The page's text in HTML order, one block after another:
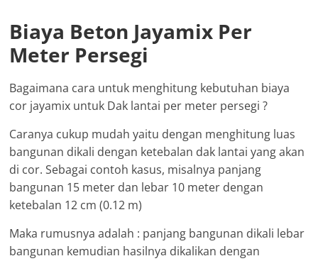
Biaya Beton Jayamix Per
Meter Persegi
Bagaimana cara untuk menghitung kebutuhan biaya
cor jayamix untuk Dak lantai per meter persegi ?
Caranya cukup mudah yaitu dengan menghitung luas
bangunan dikali dengan ketebalan dak lantai yang akan
di cor. Sebagai contoh kasus, misalnya panjang
bangunan 15 meter dan lebar 10 meter dengan
ketebalan 12 cm (0.12 m)
Maka rumusnya adalah : panjang bangunan dikali lebar
bangunan kemudian hasilnya dikalikan dengan